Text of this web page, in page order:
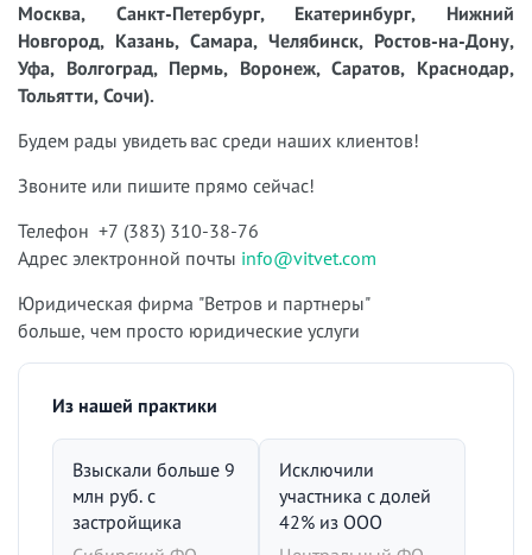
Москва, Санкт-Петербург, Екатеринбург, Нижний
Новгород, Казань, Самара, Челябинск, Ростов-на-Дону,
Уфа, Волгоград, Пермь, Воронеж, Саратов, Краснодар,
Тольятти, Сочи).
Будем рады увидеть вас среди наших клиентов!
Звоните или пишите прямо сейчас!
Телефон +7 (383) 310-38-76
Адрес электронной почты info@vitvet.com
Юридическая фирма "Ветров и партнеры"
больше, чем просто юридические услуги
Из нашей практики
Взыскали больше 9
млн руб. с
застройщика
Исключили
участника с долей
42% из ООО